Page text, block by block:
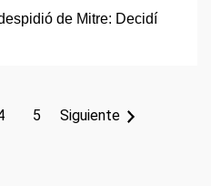
5 Siguiente